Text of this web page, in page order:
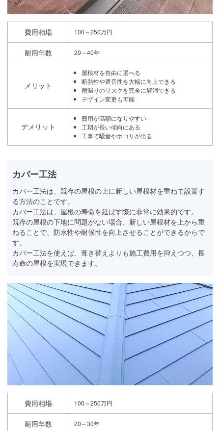
費用相場 100～250万円
耐用年数 20～40年
メリット
屋根材を自由に選べる
断熱性や遮音性を大幅に向上できる
雨漏りのリスクを完全に解消できる
デザイン変更も可能
デメリット
費用が高額になりやすい
工期が長い傾向にある
工事で騒音やホコリが出る
カバー工法
カバー工法は、既存の屋根の上に新しい屋根材を重ねて設置す
る方法のことです。
カバー工法は、屋根の寿命を延ばす際に非常に効果的です。
既存の屋根の下地に問題がない場合、新しい屋根材を上から重
ねることで、防水性や耐候性を向上させることができるからで
す。
カバー工法を使えば、葺き替えよりも施工費用を抑えつつ、長
寿命の屋根を実現できます。
費用相場 100～250万円
耐用年数 20～30年